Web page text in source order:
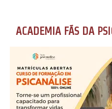
ACADEMIA FÃS DA